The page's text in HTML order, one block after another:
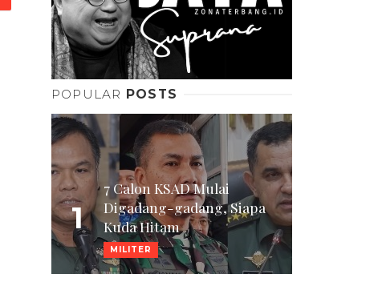
POPULAR POSTS
1
7 Calon KSAD Mulai
Digadang-gadang, Siapa
Kuda Hitam
MILITER